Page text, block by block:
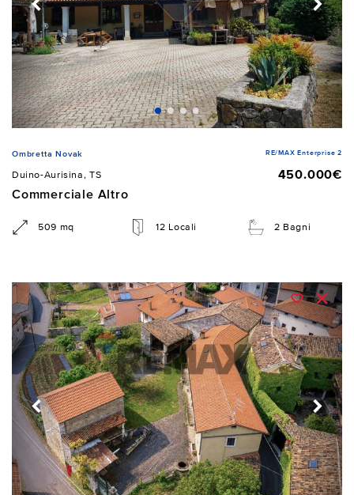
Ombretta Novak RE/MAX Enterprise 2
Duino-Aurisina, TS
450.000€
Commerciale Altro
509 mq 12 Locali 2 Bagni